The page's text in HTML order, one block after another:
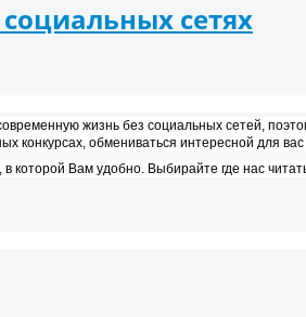
сетях
жизнь без социальных сетей,
конкурсах, обмениваться интересной для
которой Вам удобно. Выбирайте где нас